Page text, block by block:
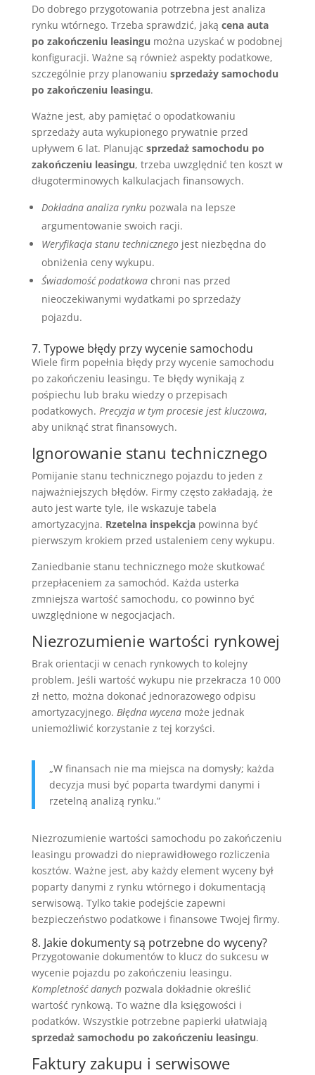
Do dobrego przygotowania potrzebna jest analiza
rynku wtórnego. Trzeba sprawdzić, jaką cena auta
po zakończeniu leasingu można uzyskać w podobnej
konfiguracji. Ważne są również aspekty podatkowe,
szczególnie przy planowaniu sprzedaży samochodu
po zakończeniu leasingu.
Ważne jest, aby pamiętać o opodatkowaniu
sprzedaży auta wykupionego prywatnie przed
upływem 6 lat. Planując sprzedaż samochodu po
zakończeniu leasingu, trzeba uwzględnić ten koszt w
długoterminowych kalkulacjach finansowych.
Dokładna analiza rynkupozwala na lepsze
argumentowanie swoich racji.
Weryfikacja stanu technicznegojest niezbędna do
obniżenia ceny wykupu.
Świadomość podatkowachroni nas przed
nieoczekiwanymi wydatkami po sprzedaży
pojazdu.
7. Typowe błędy przy wycenie samochodu
Wiele firm popełnia błędy przy wycenie samochodu
po zakończeniu leasingu. Te błędy wynikają z
pośpiechu lub braku wiedzy o przepisach
podatkowych. Precyzja w tym procesie jest kluczowa,
aby uniknąć strat finansowych.
Ignorowanie stanu technicznego
Pomijanie stanu technicznego pojazdu to jeden z
najważniejszych błędów. Firmy często zakładają, że
auto jest warte tyle, ile wskazuje tabela
amortyzacyjna. Rzetelna inspekcjapowinna być
pierwszym krokiem przed ustaleniem ceny wykupu.
Zaniedbanie stanu technicznego może skutkować
przepłaceniem za samochód. Każda usterka
zmniejsza wartość samochodu, co powinno być
uwzględnione w negocjacjach.
Niezrozumienie wartości rynkowej
Brak orientacji w cenach rynkowych to kolejny
problem. Jeśli wartość wykupu nie przekracza 10 000
zł netto, można dokonać jednorazowego odpisu
amortyzacyjnego. Błędna wycenamoże jednak
uniemożliwić korzystanie z tej korzyści.
„W finansach nie ma miejsca na domysły; każda
decyzja musi być poparta twardymi danymi i
rzetelną analizą rynku.”
Niezrozumienie wartości samochodu po zakończeniu
leasingu prowadzi do nieprawidłowego rozliczenia
kosztów. Ważne jest, aby każdy element wyceny był
poparty danymi z rynku wtórnego i dokumentacją
serwisową. Tylko takie podejście zapewni
bezpieczeństwo podatkowe i finansowe Twojej firmy.
8. Jakie dokumenty są potrzebne do wyceny?
Przygotowanie dokumentów to klucz do sukcesu w
wycenie pojazdu po zakończeniu leasingu.
Kompletność danychpozwala dokładnie określić
wartość rynkową. To ważne dla księgowości i
podatków. Wszystkie potrzebne papierki ułatwiają
sprzedaż samochodu po zakończeniu leasingu.
Faktury zakupu i serwisowe